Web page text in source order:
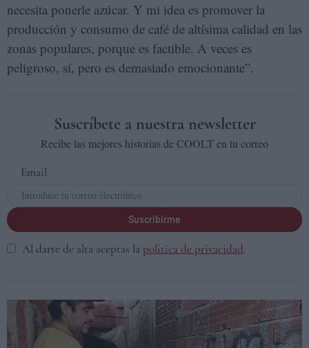
necesita ponerle azúcar. Y mi idea es promover la
producción y consumo de café de altísima calidad en las
zonas populares, porque es factible. A veces es
peligroso, sí, pero es demasiado emocionante”.
Suscríbete a nuestra newsletter
Recibe las mejores historias de COOLT en tu correo
Email
Suscribirme
Al darte de alta aceptas la política de privacidad.